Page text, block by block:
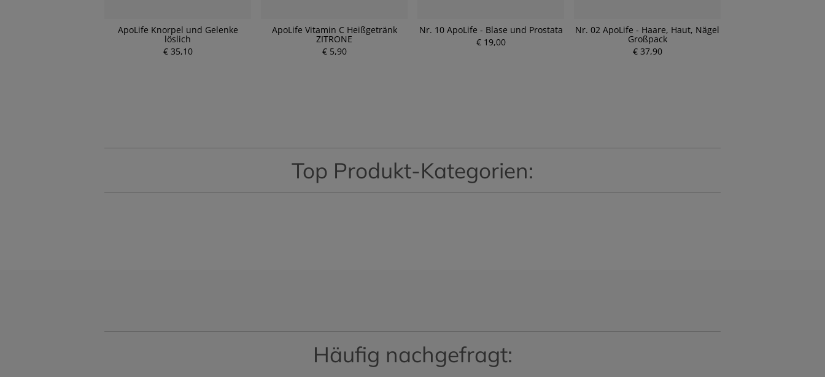
ApoLife Knorpel und Gelenke
löslich
€ 35,10
ApoLife Vitamin C Heißgetränk
ZITRONE
€ 5,90
Nr. 10 ApoLife - Blase und Prostata
€ 19,00
Nr. 02 ApoLife - Haare, Haut, Nägel
Großpack
€ 37,90
Top Produkt-Kategorien:
Häufig nachgefragt: